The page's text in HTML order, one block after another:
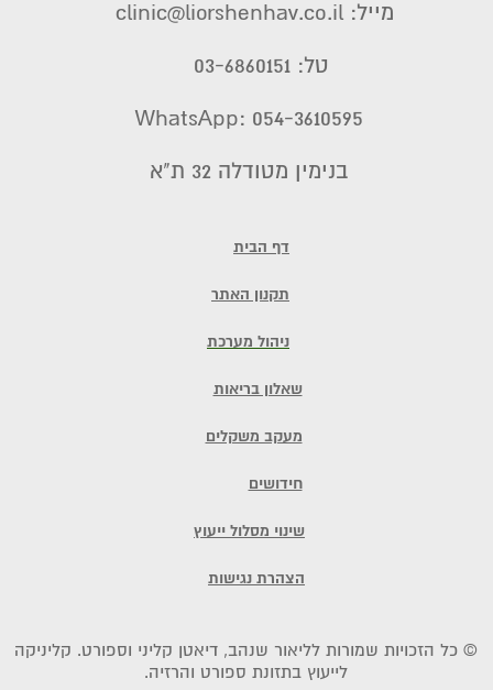
© כל הזכויות שמורות לליאור שנהב, דיאטן קליני וספורט. קליניקה
לייעוץ בתזונת ספורט והרזיה.
דף הבית
תקנון האתר
ניהול מערכת
שאלון בריאות
מעקב משקלים
חידושים
שינוי מסלול ייעוץ
הצהרת נגישות
בנימין מטודלה 32 ת"א
מייל: clinic@liorshenhav.co.il
טל: 03-6860151
WhatsApp: 054-3610595